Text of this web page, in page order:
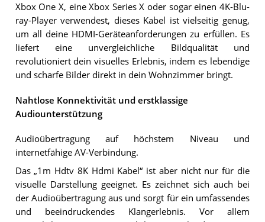
Xbox One X, eine Xbox Series X oder sogar einen 4K-Blu-
ray-Player verwendest, dieses Kabel ist vielseitig genug,
um all deine HDMI-Geräteanforderungen zu erfüllen. Es
liefert eine unvergleichliche Bildqualität und
revolutioniert dein visuelles Erlebnis, indem es lebendige
und scharfe Bilder direkt in dein Wohnzimmer bringt.
Nahtlose Konnektivität und erstklassige
Audiounterstützung
Audioübertragung auf höchstem Niveau und
internetfähige AV-Verbindung.
Das „1m Hdtv 8K Hdmi Kabel“ ist aber nicht nur für die
visuelle Darstellung geeignet. Es zeichnet sich auch bei
der Audioübertragung aus und sorgt für ein umfassendes
und beeindruckendes Klangerlebnis. Vor allem